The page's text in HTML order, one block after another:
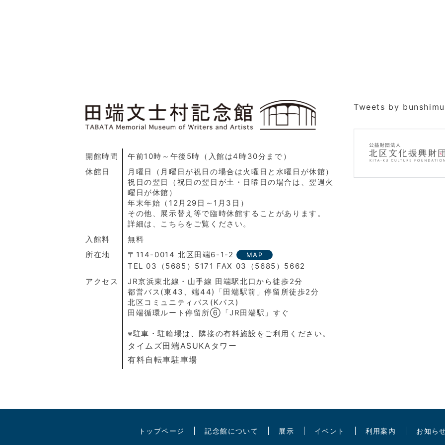
開館時間
午前10時～午後5時（入館は4時30分まで）
休館日
月曜日（月曜日が祝日の場合は火曜日と水曜日が休館）
祝日の翌日（祝日の翌日が土・日曜日の場合は、翌週火
曜日が休館）
年末年始（12月29日～1月3日）
その他、展示替え等で臨時休館することがあります。
詳細は、こちらをご覧ください。
入館料
無料
所在地
〒114-0014 北区田端6-1-2 MAP
TEL 03（5685）5171 FAX 03（5685）5662
アクセス
JR京浜東北線・山手線 田端駅北口から徒歩2分
都営バス(東43、端44)「田端駅前」停留所徒歩2分
北区コミュニティバス(Kバス)
田端循環ルート停留所⑥「JR田端駅」すぐ
※駐車・駐輪場は、隣接の有料施設をご利用ください。
タイムズ田端ASUKAタワー
有料自転車駐車場
Tweets by
トップページ 記念館について 展示 イベント 利用案内 お知ら